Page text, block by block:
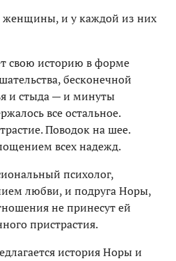
женщины, и у каждой из них
свою историю в форме
бесконечной
и стыда — и минуты
все остальное.
Поводок на шее.
всех надежд.
психолог,
любви, и подруга Норы,
не принесут ей
пристрастия.
история Норы и